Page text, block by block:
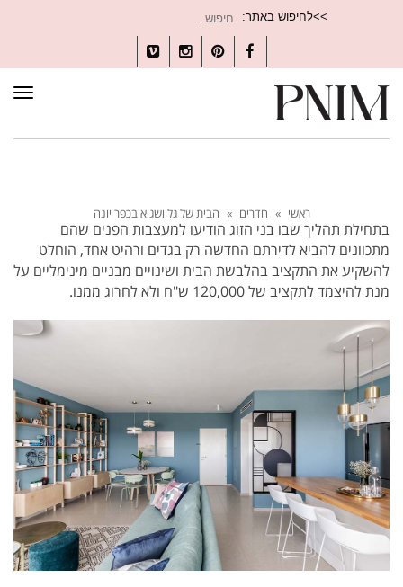
>>לחיפוש באתר:
עבור:
Facebook
Pinterest
Instagram
Vimeo
ראשי » חדרים » הבית של גל ושגיא בכפר יונה
בתחילת תהליך שבו בני הזוג הודיעו למעצבות הפנים שהם
מתכוונים להביא לדירתם החדשה רק בגדים ורהיט אחד, הוחלט
להשקיע את התקציב בהלבשת הבית ושינויים מבניים מינימליים על
מנת להיצמד לתקציב של 120,000 ש"ח ולא לחרוג ממנו.